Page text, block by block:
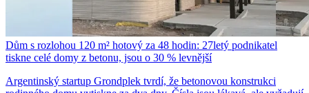
Dům s rozlohou 120 m² hotový za 48 hodin: 27letý podnikatel
tiskne celé domy z betonu, jsou o 30 % levnější
Argentinský startup Grondplek tvrdí, že betonovou konstrukci